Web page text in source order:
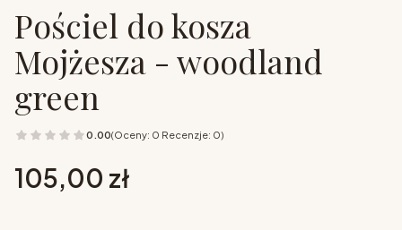
Pościel do kosza
Mojżesza - woodland
green
0.00(Oceny: 0 Recenzje: 0)
Cena
105,00 zł